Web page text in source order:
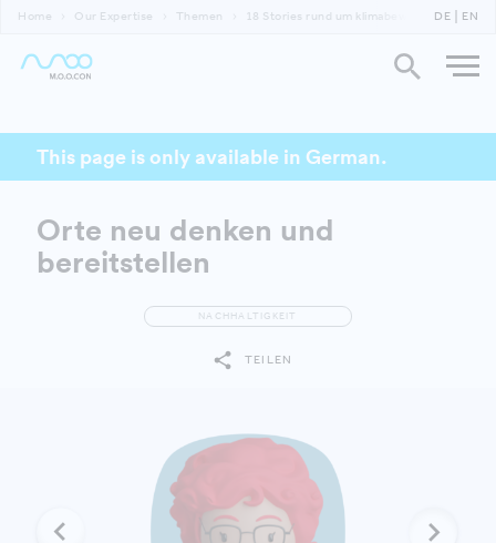
Home Our Expertise Themen 18 Stories rund um klimabewussteDE EN
This page is only available in German.
Orte neu denken und
bereitstellen
NACHHALTIGKEIT
TEILEN